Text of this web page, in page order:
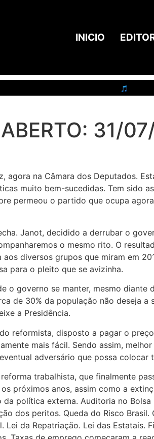
INICIO
31/
agora na Câmara dos Deputados.
muito bem-sucedidas. Tem sido
permeou o partido que ocupa
Janot, decidido a derrubar o
o mesmo rito. O
diversos grupos que miram em
para o pleito que se avizinha.
o governo se manter, mesmo
de 30% da população não deseja
a Presidência.
reformista, disposto a pagar o
mais fácil. Sendo assim,
adversário que possa colocar
trabalhista, que finalmente
próximos anos, assim como a
da política externa. Auditoria no
dos peritos. Queda do Risco
Lei da Repatriação. Lei das